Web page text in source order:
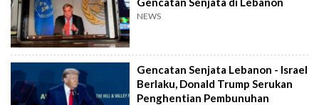
NEWS
Gencatan Senjata Lebanon - Israel
Berlaku, Donald Trump Serukan
Penghentian Pembunuhan